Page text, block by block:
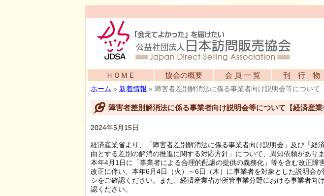
ＨＯＭＥ 協会の概要 会 員 一 覧 刊 行 物
ホーム » 新着情報 » 障害者差別解消法に係る事業者向け説明会等について
障害者差別解消法に係る事業者向け説明会等について【経済産業
2024年5月15日
経済産業省より、「障害者差別解消法に係る事業者向け説明会」及び「経
由とする差別の解消の推進に関する対応方針」について、周知依頼があり
本年4月1日に「事業者による合理的配慮の提供の義務化」等を含む改正障
改正に伴い、本年6月4日（火）～6日（木）に事業者を対象とした説明会
シをご確認ください。また、経済産業省が所管事業分野における事業者向
認ください。